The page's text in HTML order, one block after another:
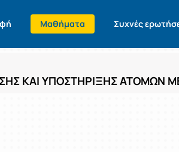
Μαθήματα Συχνές
ΚΑΙ ΥΠΟΣΤΗΡΙΞΗΣ ΑΤΟΜΩΝ